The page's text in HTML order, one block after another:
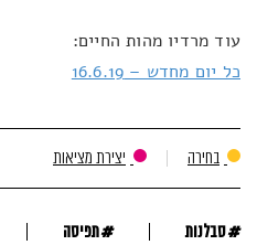
עוד מרדיו מהות החיים:
כל יום מחדש – 16.6.19
בחירה יצירת מציאות
#סבלנות #תפיסה